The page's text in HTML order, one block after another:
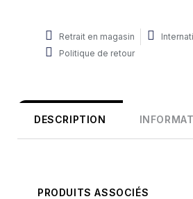
Retrait en magasin
Politique de retour
DESCRIPTION
PRODUITS ASSOCIÉS